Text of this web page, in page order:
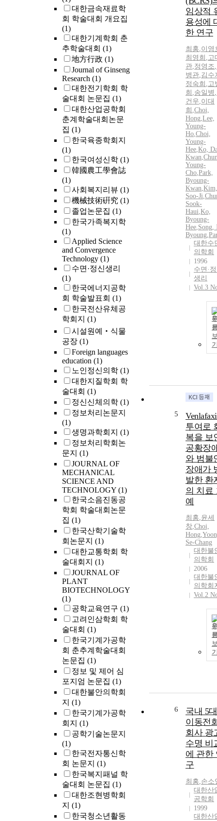
대한금속재료학
회 학술대회 개요집
(1)
대한기계학회 춘
추학술대회 (1)
地方行政 (1)
Journal of Ginseng
Research (1)
대한전기학회 학
술대회 논문집 (1)
대한산업공학회
춘계학술대회논문
집 (1)
한국육종학회지
(1)
한국여성신학 (1)
韓國農工學會誌
(1)
사회복지리뷰 (1)
機械技術硏究 (1)
졸업논문집 (1)
한국가족복지학
(1)
Applied Science
and Convergence
Technology (1)
수면·정신생리
(1)
한국에너지공학
회 학술발표회 (1)
한국전산유체공
학회지 (1)
시설원예‧식물
공장 (1)
Foreign languages
education (1)
노인정신의학 (1)
대한지질학회 학
술대회 (1)
정신신체의학 (1)
정보처리논문지
(1)
생명과학회지 (1)
정보처리학회논
문지 (1)
JOURNAL OF
MECHANICAL
SCIENCE AND
TECHNOLOGY (1)
한국소음진동공
학회 학술대회논문
집 (1)
한국산학기술학
회논문지 (1)
대한교통학회 학
술대회지 (1)
JOURNAL OF
PLANT
BIOTECHNOLOGY
(1)
공학교육연구 (1)
고려인삼학회 학
술대회 (1)
한국기계가공학
회 춘추계학술대회
논문집 (1)
정보 및 제어 심
포지엄 논문집 (1)
대한불안의학회
지 (1)
한국기계가공학
회지 (1)
공학기술논문지
(1)
한국전자통신학
회 논문지 (1)
한국복지패널 학
술대회 논문집 (1)
대한조현병학회
지 (1)
한국청소년활동
임상적
용성에
한 연구
최홍,이영
최영희 ,고
관,정영조,
병관,김수
정숙희 ,고
희 ,송일병 ,
건우,이대
희 ,Choi,
Hong,Lee,
Young-
Ho,Choi,
Young-
Hee,Ko,
Kwan,
Young-
Cho,Park,
Byoung-
Kwan,Kim,
Soo-Ji,
Sook-
Haui,Ko,
Byoung-
Hee,Song,
Byoung,
대한수
의학회
1996
수면·
생리
Vol.3
5
투여로
복을 보
공황장
와 범불
장애가
발한 환
의 치료
예
최홍,윤세
창,Choi,
Hong,
Se-Chang
대한불
의학회
2006
대한불
의학회
Vol.2
6
국내 5대
이동전
회사 광
수명 비
에 관한
구
최홍,손소
대한산
공학회
1999
대한산